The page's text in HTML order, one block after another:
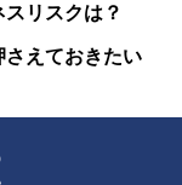
スリスクは？
さえておきたい